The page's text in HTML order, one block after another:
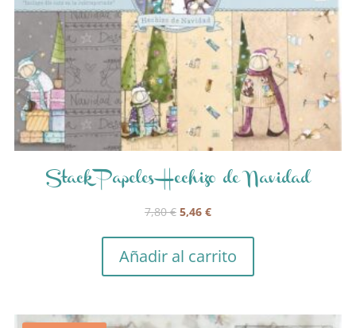
Stack Papeles Hechizo de Navidad
7,80€ El
original
era:
5,46 €El
actual
es:
Añadir al carrito